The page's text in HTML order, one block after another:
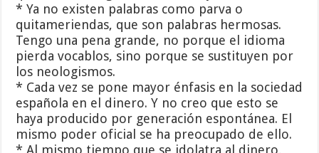
* Ya no existen palabras como parva o
quitameriendas, que son palabras hermosas.
Tengo una pena grande, no porque el idioma
pierda vocablos, sino porque se sustituyen por
los neologismos.
* Cada vez se pone mayor énfasis en la sociedad
española en el dinero. Y no creo que esto se
haya producido por generación espontánea. El
mismo poder oficial se ha preocupado de ello.
* Al mismo tiempo que se idolatra al dinero,